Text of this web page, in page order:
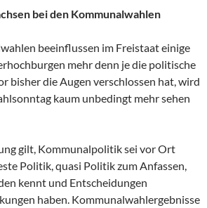
bei den Kommunalwahlen
beeinflussen im Freistaat einige
mehr denn je die politische
bisher die Augen verschlossen hat, wird
kaum unbedingt mehr sehen
gilt, Kommunalpolitik sei vor Ort
Politik, quasi Politik zum Anfassen,
kennt und Entscheidungen
haben. Kommunalwahlergebnisse